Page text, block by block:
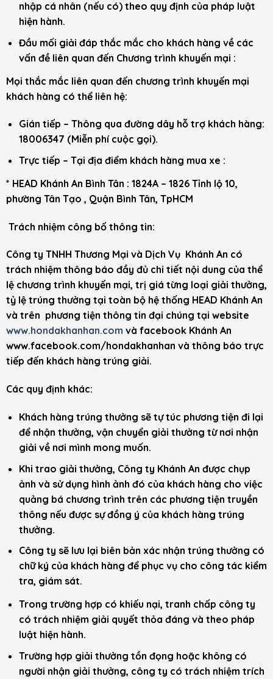
nhập cá nhân (nếu có) theo quy định của pháp luật
hiện hành.
Đầu mối giải đáp thắc mắc cho khách hàng về các
vấn đề liên quan đến Chương trình khuyến mại :
Mọi thắc mắc liên quan đến chương trình khuyến mại
khách hàng có thể liên hệ:
Gián tiếp – Thông qua đường dây hỗ trợ khách hàng:
18006347 (Miễn phí cuộc gọi).
Trực tiếp – Tại địa điểm khách hàng mua xe :
* HEAD Khánh An Bình Tân : 1824A – 1826 Tỉnh lộ 10,
phường Tân Tạo , Quận Bình Tân, TpHCM
Trách nhiệm công bố thông tin:
Công ty TNHH Thương Mại và Dịch Vụ Khánh An có
trách nhiệm thông báo đầy đủ chi tiết nội dung của thể
lệ chương trình khuyến mại, trị giá từng loại giải thưởng,
tỷ lệ trúng thưởng tại toàn bộ hệ thống HEAD Khánh An
và trên phương tiện thông tin đại chúng tại website
www.hondakhanhan.com và facebook Khánh An
www.facebook.com/hondakhanhan và thông báo trực
tiếp đến khách hàng trúng giải.
Các quy định khác:
Khách hàng trúng thưởng sẽ tự túc phương tiện đi lại
để nhận thưởng, vận chuyển giải thưởng từ nơi nhận
giải về nơi mình mong muốn.
Khi trao giải thưởng, Công ty Khánh An được chụp
ảnh và sử dụng hình ảnh đó của khách hàng cho việc
quảng bá chương trình trên các phương tiện truyền
thông nếu được sự đồng ý của khách hàng trúng
thưởng.
Công ty sẽ lưu lại biên bản xác nhận trúng thưởng có
chữ ký của khách hàng để phục vụ cho công tác kiểm
tra, giám sát.
Trong trường hợp có khiếu nại, tranh chấp công ty
có trách nhiệm giải quyết thỏa đáng và theo pháp
luật hiện hành.
Trường hợp giải thưởng tồn đọng hoặc không có
người nhận giải thưởng, công ty có trách nhiệm trích